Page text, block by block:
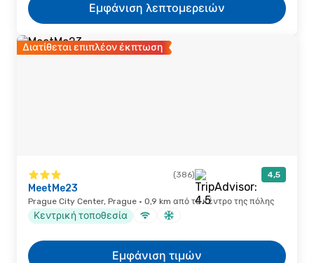
Εμφάνιση λεπτομερειών
Διατίθεται επιπλέον έκπτωση
(386) 4,5
MeetMe23
Prague City Center, Prague · 0,9 km από το κέντρο της πόλης
Κεντρική τοποθεσία
Εμφάνιση τιμών